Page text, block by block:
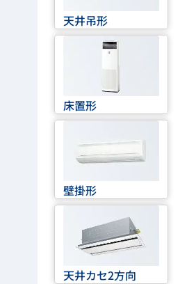
天井吊形
床置形
壁掛形
天井カセ2方向